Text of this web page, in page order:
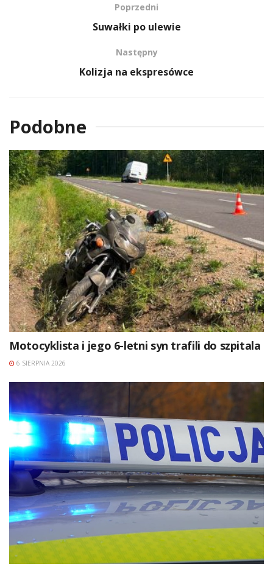
Poprzedni
Suwałki po ulewie
Następny
Kolizja na ekspresówce
Podobne
Motocyklista i jego 6-letni syn trafili do szpitala
6 SIERPNIA 2026